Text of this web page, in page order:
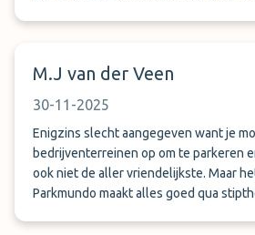
déplacements depuis l’aéroport CDG 🙂
M.J van der Veen
30-11-2025
Enigzins slecht aangegeven want je moet een
bedrijventerreinen op om te parkeren
ook niet de aller vriendelijkste. Maar
Parkmundo maakt alles goed qua